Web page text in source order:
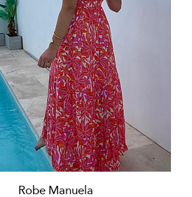
Aperçu rapide
Robe Manuela